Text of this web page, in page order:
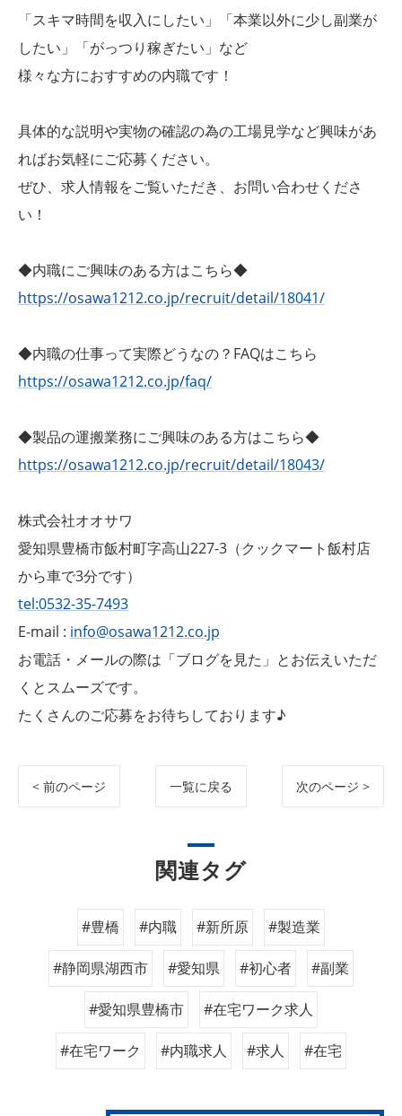
「スキマ時間を収入にしたい」「本業以外に少し副業が
したい」「がっつり稼ぎたい」など
様々な方におすすめの内職です！
具体的な説明や実物の確認の為の工場見学など興味があ
ればお気軽にご応募ください。
ぜひ、求人情報をご覧いただき、お問い合わせくださ
い！
◆内職にご興味のある方はこちら◆
https://osawa1212.co.jp/recruit/detail/18041/
◆内職の仕事って実際どうなの？FAQはこちら
https://osawa1212.co.jp/faq/
◆製品の運搬業務にご興味のある方はこちら◆
https://osawa1212.co.jp/recruit/detail/18043/
株式会社オオサワ
愛知県豊橋市飯村町字高山227-3（クックマート飯村店
から車で3分です）
tel:0532-35-7493
E-mail : info@osawa1212.co.jp
お電話・メールの際は「ブログを見た」とお伝えいただ
くとスムーズです。
たくさんのご応募をお待ちしております♪
< 前のページ 一覧に戻る 次のページ >
関連タグ
#豊橋 #内職 #新所原 #製造業
#静岡県湖西市 #愛知県 #初心者 #副業
#愛知県豊橋市 #在宅ワーク求人
#在宅ワーク #内職求人 #求人 #在宅